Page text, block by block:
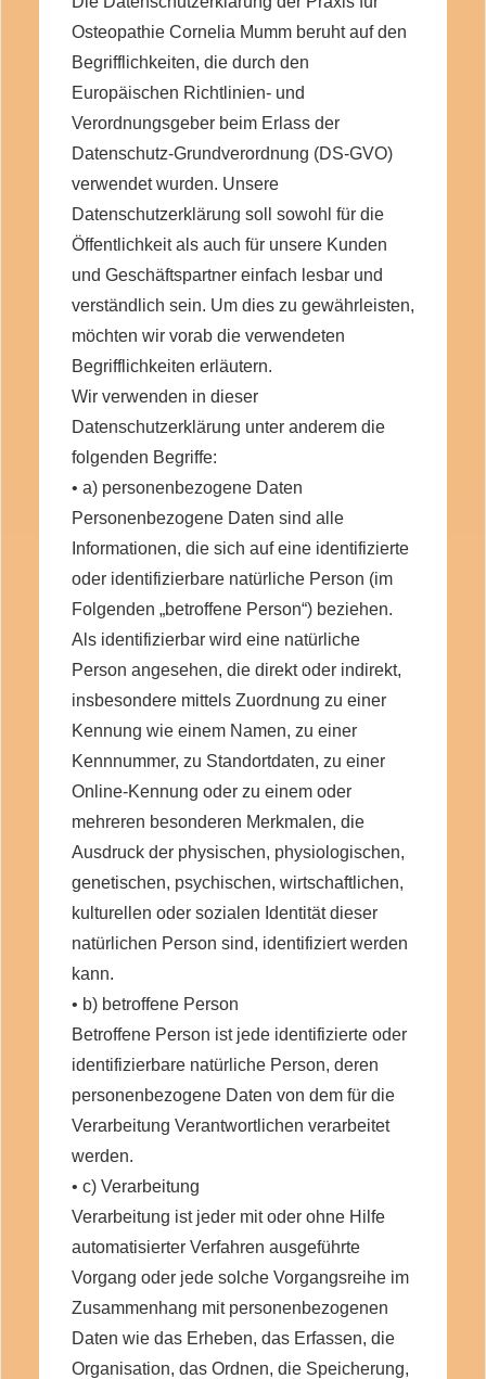
Osteopathie Cornelia Mumm beruht auf den
Begrifflichkeiten, die durch den
Europäischen Richtlinien- und
Verordnungsgeber beim Erlass der
Datenschutz-Grundverordnung (DS-GVO)
verwendet wurden. Unsere
Datenschutzerklärung soll sowohl für die
Öffentlichkeit als auch für unsere Kunden
und Geschäftspartner einfach lesbar und
verständlich sein. Um dies zu gewährleisten,
möchten wir vorab die verwendeten
Begrifflichkeiten erläutern.
Wir verwenden in dieser
Datenschutzerklärung unter anderem die
folgenden Begriffe:
• a) personenbezogene Daten
Personenbezogene Daten sind alle
Informationen, die sich auf eine identifizierte
oder identifizierbare natürliche Person (im
Folgenden „betroffene Person“) beziehen.
Als identifizierbar wird eine natürliche
Person angesehen, die direkt oder indirekt,
insbesondere mittels Zuordnung zu einer
Kennung wie einem Namen, zu einer
Kennnummer, zu Standortdaten, zu einer
Online-Kennung oder zu einem oder
mehreren besonderen Merkmalen, die
Ausdruck der physischen, physiologischen,
genetischen, psychischen, wirtschaftlichen,
kulturellen oder sozialen Identität dieser
natürlichen Person sind, identifiziert werden
kann.
• b) betroffene Person
Betroffene Person ist jede identifizierte oder
identifizierbare natürliche Person, deren
personenbezogene Daten von dem für die
Verarbeitung Verantwortlichen verarbeitet
werden.
• c) Verarbeitung
Verarbeitung ist jeder mit oder ohne Hilfe
automatisierter Verfahren ausgeführte
Vorgang oder jede solche Vorgangsreihe im
Zusammenhang mit personenbezogenen
Daten wie das Erheben, das Erfassen, die
Organisation, das Ordnen, die Speicherung,